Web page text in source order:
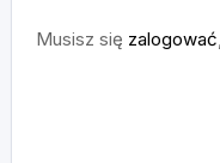
Musisz się zalogować